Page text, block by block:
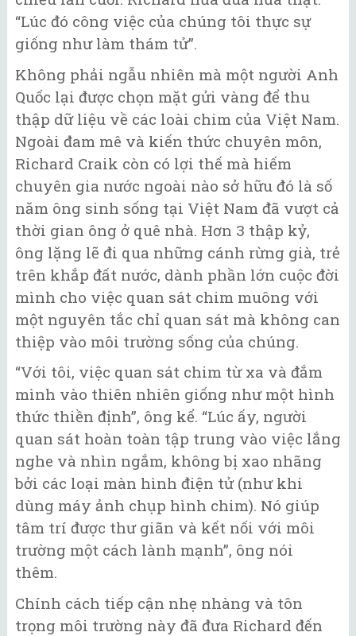
“Lúc đó công việc của chúng tôi thực sự
giống như làm thám tử”.
Không phải ngẫu nhiên mà một người Anh
Quốc lại được chọn mặt gửi vàng để thu
thập dữ liệu về các loài chim của Việt Nam.
Ngoài đam mê và kiến thức chuyên môn,
Richard Craik còn có lợi thế mà hiếm
chuyên gia nước ngoài nào sở hữu đó là số
năm ông sinh sống tại Việt Nam đã vượt cả
thời gian ông ở quê nhà. Hơn 3 thập kỷ,
ông lặng lẽ đi qua những cánh rừng già, trẻ
trên khắp đất nước, dành phần lớn cuộc đời
mình cho việc quan sát chim muông với
một nguyên tắc chỉ quan sát mà không can
thiệp vào môi trường sống của chúng.
“Với tôi, việc quan sát chim từ xa và đắm
mình vào thiên nhiên giống như một hình
thức thiền định”, ông kể. “Lúc ấy, người
quan sát hoàn toàn tập trung vào việc lắng
nghe và nhìn ngắm, không bị xao nhãng
bởi các loại màn hình điện tử (như khi
dùng máy ảnh chụp hình chim). Nó giúp
tâm trí được thư giãn và kết nối với môi
trường một cách lành mạnh”, ông nói
thêm.
Chính cách tiếp cận nhẹ nhàng và tôn
trọng môi trường này đã đưa Richard đến